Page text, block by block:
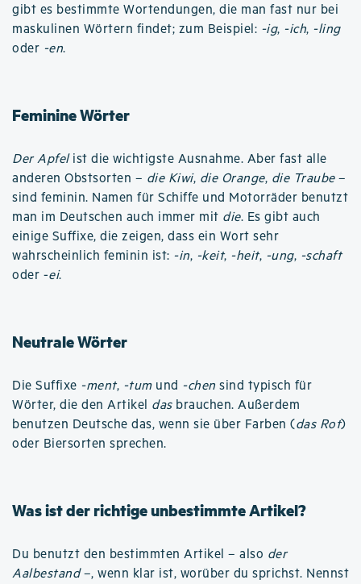
gibt es bestimmte Wortendungen, die man fast nur bei
maskulinen Wörtern findet; zum Beispiel: -ig, -ich, -ling
oder -en.
Feminine Wörter
Der Apfelist die wichtigste Ausnahme. Aber fast alle
anderen Obstsorten – die Kiwi, die Orange, die Traube–
sind feminin. Namen für Schiffe und Motorräder benutzt
man im Deutschen auch immer mit die. Es gibt auch
einige Suffixe, die zeigen, dass ein Wort sehr
wahrscheinlich feminin ist: -in, -keit, -heit, -ung, -schaft
oder -ei.
Neutrale Wörter
Die Suffixe -ment, -tumund -chen sind typisch für
Wörter, die den Artikel dasbrauchen. Außerdem
benutzen Deutsche das, wenn sie über Farben (das Rot)
oder Biersorten sprechen.
Was ist der richtige unbestimmte Artikel?
Du benutzt den bestimmten Artikel – also der
Aalbestand–, wenn klar ist, worüber du sprichst. Nennst